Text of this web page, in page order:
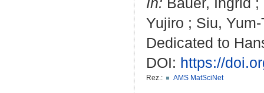
Yujiro ; Siu, Yum-
Dedicated to
DOI: https://
Rez.: AMS MatSciNet